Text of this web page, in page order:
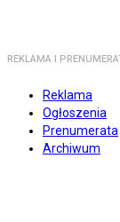
REKLAMA I
Reklama
Ogłoszenia
Prenumerata
Archiwum